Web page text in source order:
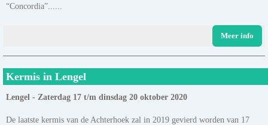
“Concordia”......
Meer info
Kermis in Lengel
Lengel - Zaterdag 17 t/m dinsdag 20 oktober 2020
De laatste kermis van de Achterhoek zal in 2019 gevierd worden van 17